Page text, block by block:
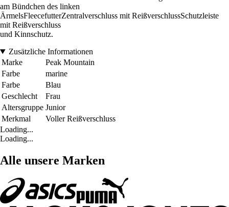
am Bündchen des linken
ÄrmelsFleecefutterZentralverschluss mit ReißverschlussSchutzleiste
mit Reißverschluss
und Kinnschutz.
Zusätzliche Informationen
Marke
Peak Mountain
Farbe
marine
Farbe
Blau
Geschlecht
Frau
Altersgruppe Junior
Merkmal
Voller Reißverschluss
Loading...
Loading...
Alle unsere Marken